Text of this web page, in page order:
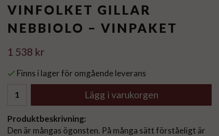
VINFOLKET GILLAR
NEBBIOLO – VINPAKET
1 538 kr
Finns i lager för omgående leverans
Lägg i varukorgen
Produktbeskrivning:
Den är mångas ögonsten. På många sätt förståeligt är